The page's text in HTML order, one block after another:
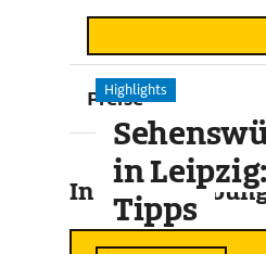
Preise
In der
Highlights
in
Tipps